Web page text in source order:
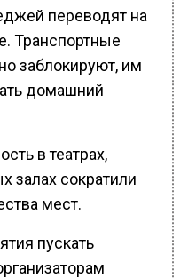
переводят на
Транспортные
заблокируют, им
домашний
в театрах,
залах сократили
мест.
пускать